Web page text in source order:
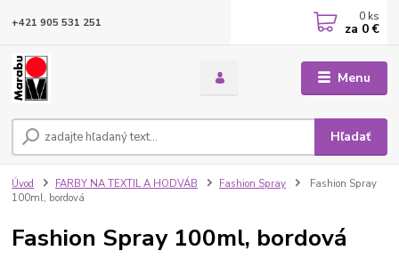
Menu
Hľadať
+421 905 531 251 0 ks
za 0 €
Úvod FARBY NA TEXTIL A HODVÁB Fashion Spray
Fashion Spray
100ml, bordová
Fashion Spray 100ml, bordová